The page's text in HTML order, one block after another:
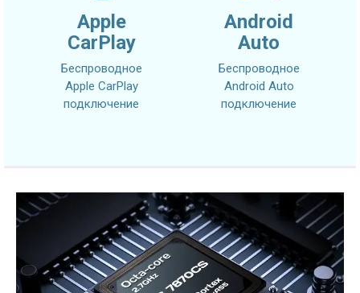
Apple
CarPlay
Беспроводное
Apple CarPlay
подключение
Android
Auto
Беспроводное
Android Auto
подключение